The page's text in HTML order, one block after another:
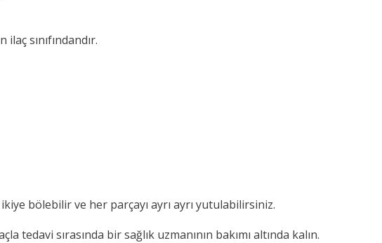
sınıfındandır.
bölebilir ve her parçayı ayrı ayrı yutulabilirsiniz.
tedavi sırasında bir sağlık uzmanının bakımı altında kalın.